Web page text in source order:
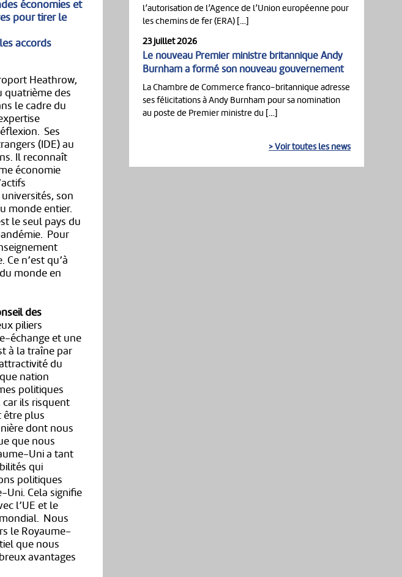
économies et
pour tirer le
accords
Heathrow,
quatrième des
le cadre du
Ses
(IDE) au
Il reconnaît
économie
son
monde entier.
le seul pays du
Pour
n’est qu’à
monde en
des
piliers
échange et une
à la traîne par
du
nation
politiques
ils risquent
être plus
dont nous
que nous
Uni a tant
qui
politiques
Uni. Cela signifie
l’UE et le
Nous
le Royaume-
que nous
avantages
l’autorisation de l’Agence de l’Union européenne pour
les chemins de fer (ERA) […]
23 juillet 2026
Le nouveau Premier ministre britannique Andy
Burnham a formé son nouveau gouvernement
La Chambre de Commerce franco-britannique adresse
ses félicitations à Andy Burnham pour sa nomination
au poste de Premier ministre du […]
> Voir toutes les news